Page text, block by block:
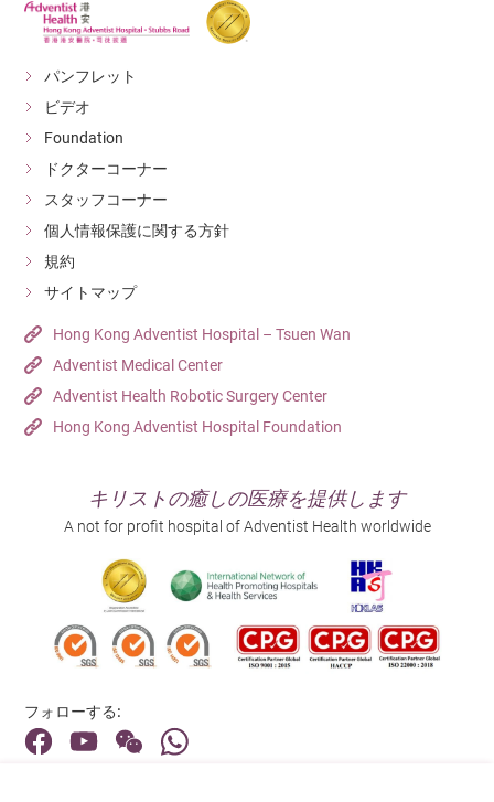
パンフレット
ビデオ
Foundation
ドクターコーナー
スタッフコーナー
個人情報保護に関する方針
規約
サイトマップ
Hong Kong Adventist Hospital – Tsuen Wan
Adventist Medical Center
Adventist Health Robotic Surgery Center
Hong Kong Adventist Hospital Foundation
キリストの癒しの医療を提供します
A not for profit hospital of Adventist Health worldwide
フォローする: